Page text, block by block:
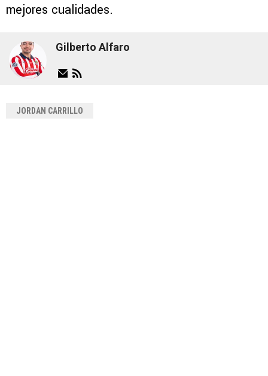
mejores cualidades.
Gilberto Alfaro
JORDAN CARRILLO